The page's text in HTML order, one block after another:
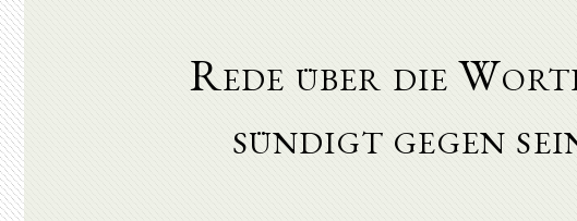
Rede über die
sündigt gegen